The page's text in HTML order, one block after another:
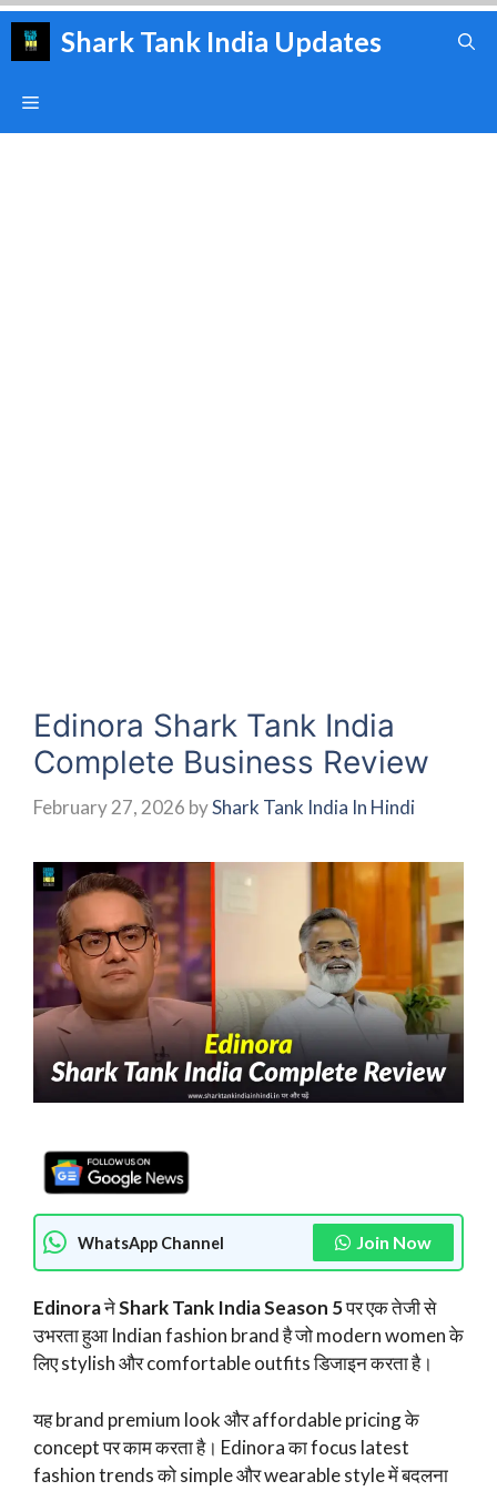
Skip
Shark Tank India Updates
Menu
Edinora Shark Tank India
Complete Business Review
February 27, 2026 byShark Tank India In Hindi
WhatsApp Channel Join Now
EdinoraनेShark Tank India Season 5पर एक तेजी से
उभरता हुआ Indian fashion brand है जो modern women के
लिए stylish और comfortable outfits डिजाइन करता है।
यह brand premium look और affordable pricing के
concept पर काम करता है। Edinora का focus latest
fashion trends को simple और wearable style में बदलना